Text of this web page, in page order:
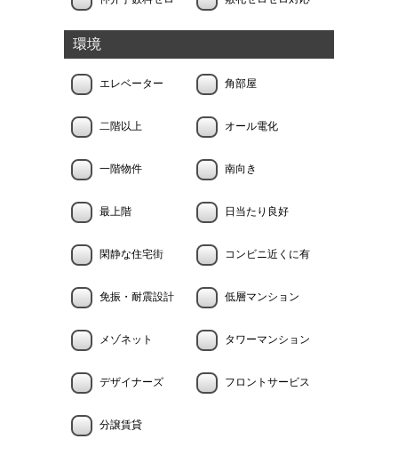
環境
エレベーター 角部屋
二階以上 オール電化
一階物件 南向き
最上階 日当たり良好
閑静な住宅街 コンビニ近くに有
免振・耐震設計 低層マンション
メゾネット タワーマンション
デザイナーズ フロントサービス
分譲賃貸